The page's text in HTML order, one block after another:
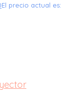
El precio actual es: